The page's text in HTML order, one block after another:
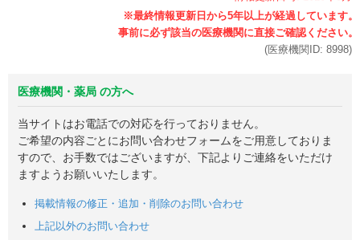
(医療機関ID: 8998)
医療機関・薬局 の方へ
当サイトはお電話での対応を行っておりません。
ご希望の内容ごとにお問い合わせフォームをご用意しておりま
すので、お手数ではございますが、下記よりご連絡をいただけ
ますようお願いいたします。
掲載情報の修正・追加・削除のお問い合わせ
上記以外のお問い合わせ